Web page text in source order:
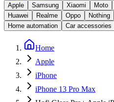
Apple Samsung Xiaomi Moto
Huawei
Realme Oppo Nothing
Home automation
Car accessories
Home
Apple
iPhone
iPhone 13 Pro Max